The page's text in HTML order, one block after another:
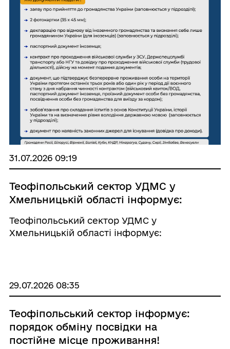
31.07.2026 09:19
Теофіпольський сектор УДМС у
Хмельницькій області інформує:
Теофіпольський сектор УДМС у
Хмельницькій області інформує:
29.07.2026 08:35
Теофіпольський сектор інформує:
порядок обміну посвідки на
постійне місце проживання!